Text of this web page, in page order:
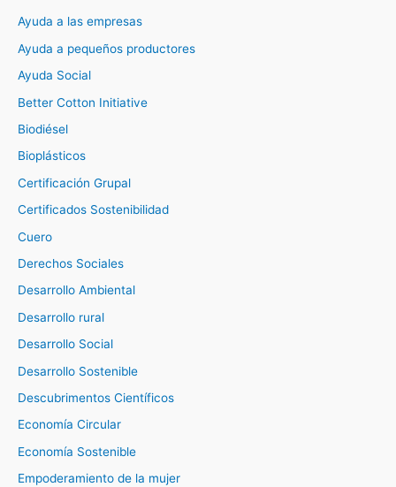
Ayuda a las empresas
Ayuda a pequeños productores
Ayuda Social
Better Cotton Initiative
Biodiésel
Bioplásticos
Certificación Grupal
Certificados Sostenibilidad
Cuero
Derechos Sociales
Desarrollo Ambiental
Desarrollo rural
Desarrollo Social
Desarrollo Sostenible
Descubrimentos Científicos
Economía Circular
Economía Sostenible
Empoderamiento de la mujer